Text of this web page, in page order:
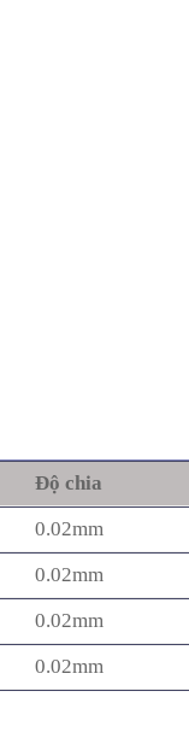
Độ chia
0.02mm
0.02mm
0.02mm
0.02mm